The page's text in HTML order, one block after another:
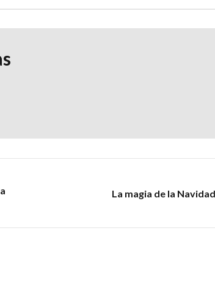
La magia de la